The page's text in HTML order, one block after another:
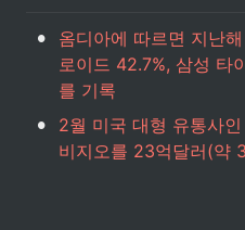
•
옴디아에 따르면 지난
로이드 42.7%, 삼성 타
를 기록
•
2월 미국 대형 유통사
비지오를 23억달러(약